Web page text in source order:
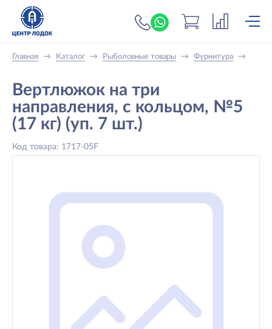
+7 (919) 698-56-
Главная → Каталог → Рыболовные товары → Фурнитура →
Вертлюжок на три
направления, с кольцом, №5
(17 кг) (уп. 7 шт.)
Код товара: 1717-05F